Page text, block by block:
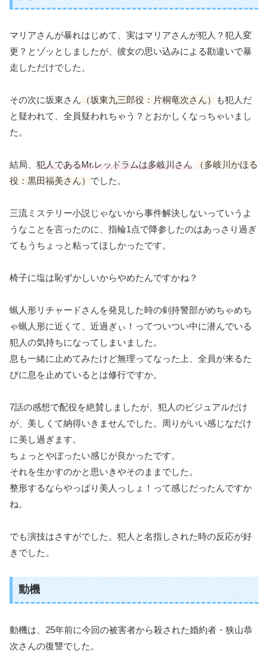
マリアさんが暴れはじめて、実はマリアさんが犯人？犯人変
更？とゾッとしましたが、彼女の思い込みによる勘違いで暴
走しただけでした。
その次に坂東さん（坂東九三郎役：片桐竜次さん）も犯人だ
と疑われて、全員疑われちゃう？とおかしくなっちゃいまし
た。
結局、 犯人であるMr.レッドラムは多岐川さん （多岐川かほる
役：黒田福美さん）でした。
三流ミステリー小説じゃないから事件解決しないっていうよ
うなことを言ったのに、指輪1点で降参したのはあっさり過ぎ
てもうちょっと粘ってほしかったです。
椅子に塩は恥ずかしいからやめたんですかね？
蝋人形リチャードさんを発見した時の剣持警部がめちゃめち
ゃ蝋人形に近くて、近過ぎぃ！ってついつい中に潜んでいる
犯人の気持ちになってしまいました。
息も一緒に止めてみたけど無理ってなった上、全員が来るた
びに息を止めているとは修行ですか。
7話の感想で配役を絶賛しましたが、犯人のビジュアルだけ
が、美しくて納得いきませんでした。周りがいい感じなだけ
に美し過ぎます。
ちょっとやぼったい感じが良かったです。
それを生かすのかと思いきやそのままでした。
整形するならやっぱり美人っしょ！って感じだったんですか
ね。
でも演技はさすがでした。犯人と名指しされた時の反応が好
きでした。
動機
動機は、25年前に今回の被害者から殺された婚約者・狭山恭
次さんの復讐でした。